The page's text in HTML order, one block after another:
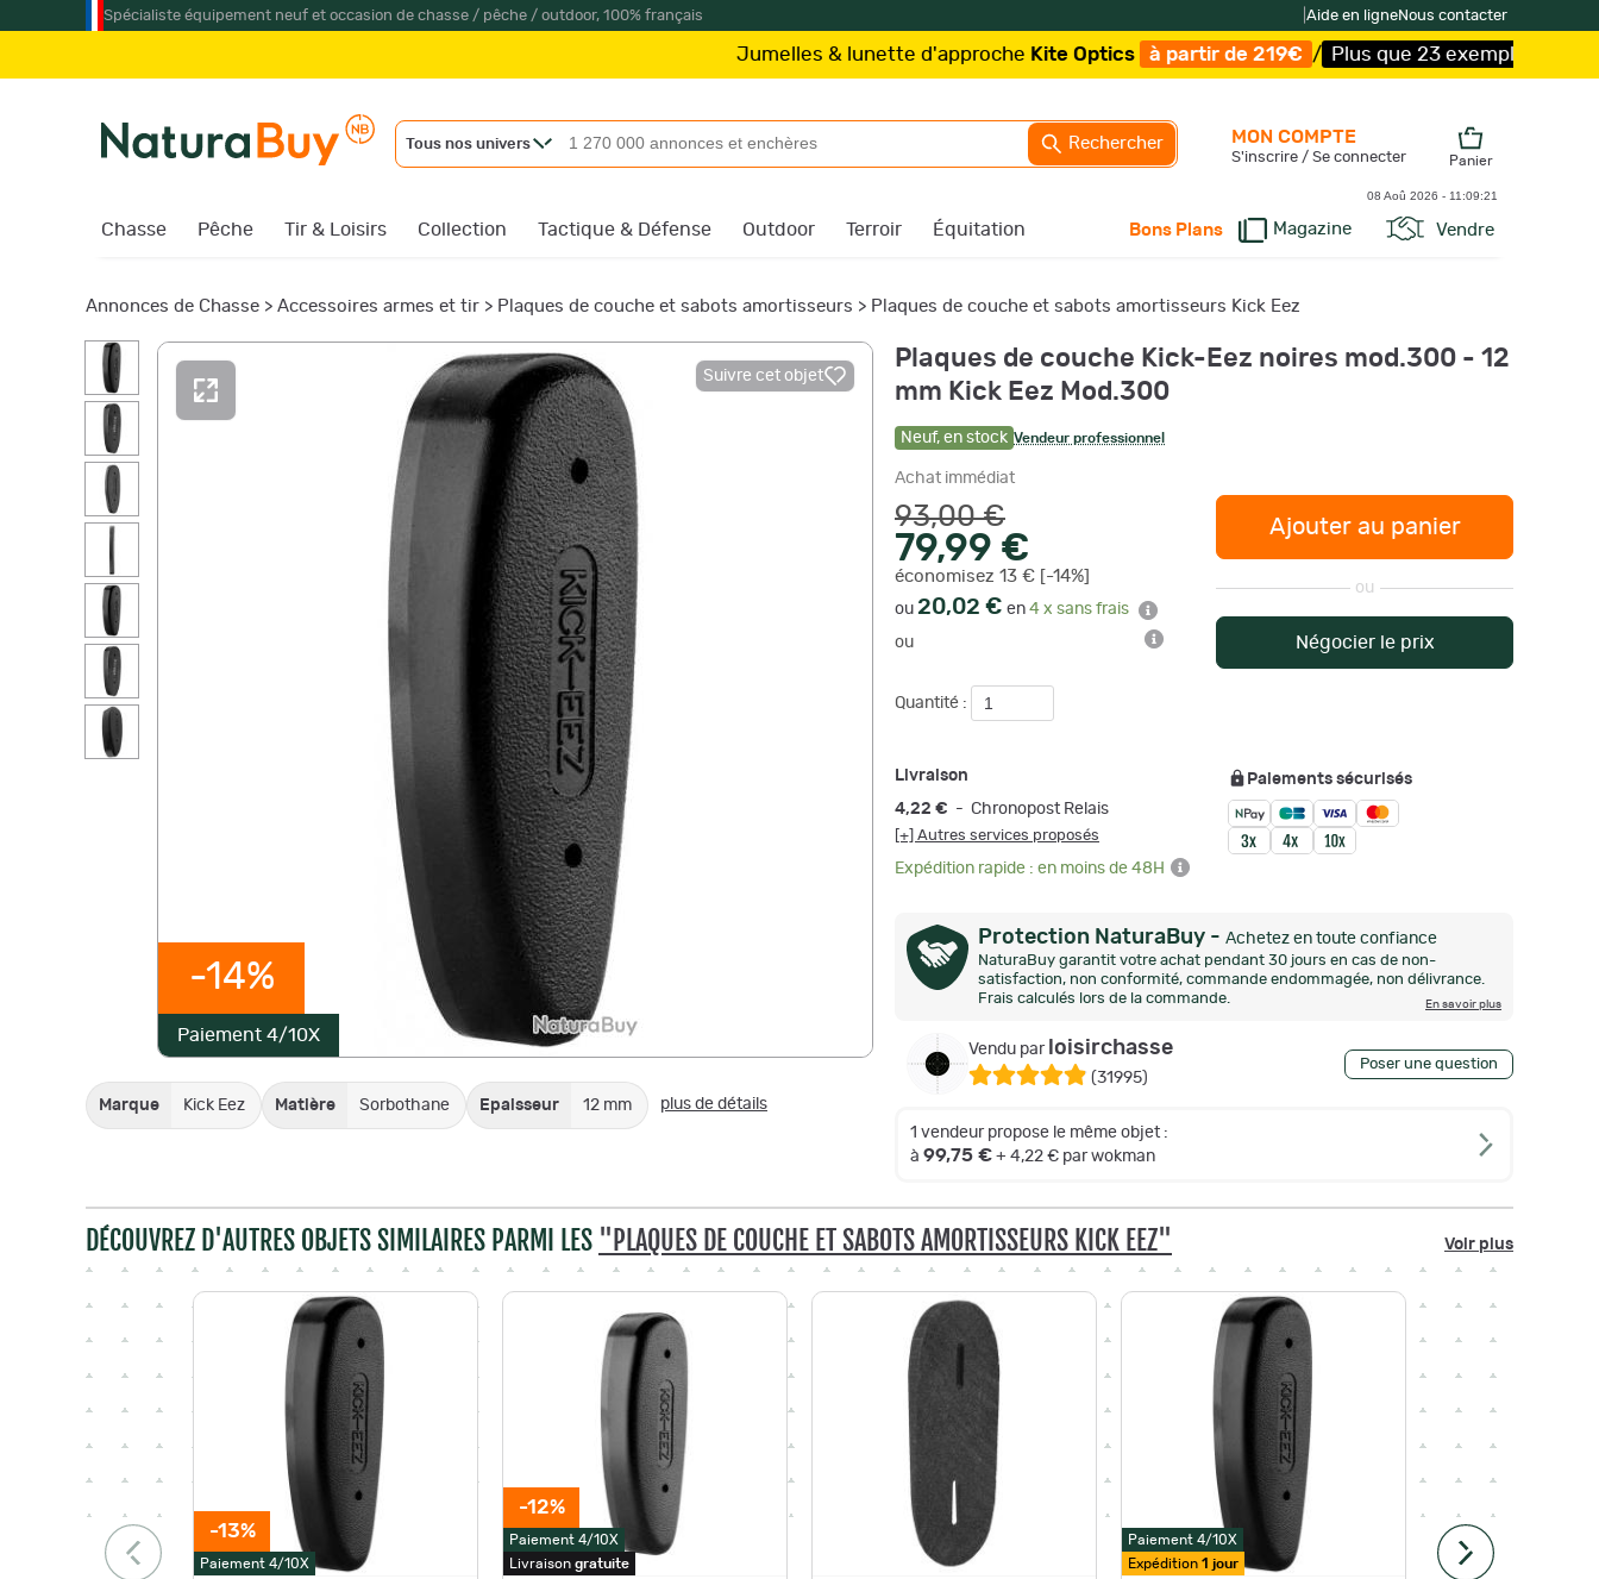
Spécialiste équipement neuf et occasion de chasse / pêche / outdoor, 100% français Aide en ligneNous contacter
Jumelles & lunette d'approcheKite Optics à partir de 219€ / Plus que 23 exemplaires ! /Livraison
Tous nos univers Rechercher
Chasse Pêche Tir & Loisirs Collection Tactique & Défense Outdoor Terroir Équitation Bons Plans Magazine Vendre
MON COMPTE
S'inscrire / Se connecter Panier
08 Aoû 2026 - 11:09:22
Annonces de Chasse > Accessoires armes et tir > Plaques de couche et sabots amortisseurs > Plaques de couche et sabots amortisseurs Kick Eez
-14%
Paiement 4/10X
Suivre cet objet
Marque Kick Eez Matière Sorbothane Epaisseur 12 mm plus de détails
Plaques de couche Kick-Eez noires mod.300 - 12
mm Kick Eez Mod.300
Neuf, en stock Vendeur professionnel
Achat immédiat
93,00 €
79,99 €
économisez 13 € [-14%]
ou 20,02 € en 4 x sans frais
ou
Quantité :
Ajouter au panier
ou
Négocier le prix
Livraison
4,22 € - Chronopost Relais
[+] Autres services proposés
Expédition rapide : en moins de 48H
Paiements sécurisés
Protection NaturaBuy - Achetez en toute confiance
NaturaBuy garantit votre achat pendant 30 jours en cas de non-
satisfaction, non conformité, commande endommagée, non délivrance.
Frais calculés lors de la commande.
En savoir plus
Vendu par loisirchasse
(31995)
Poser une question
1 vendeur propose le même objet :
à 99,75 € + 4,22 € par wokman
DÉCOUVREZ D'AUTRES OBJETS SIMILAIRES PARMI LES "PLAQUES DE COUCHE ET SABOTS AMORTISSEURS KICK EEZ" Voir plus
-13%
Paiement 4/10X
-12%
Paiement 4/10X
Livraison gratuite
Paiement 4/10X
Expédition 1 jour